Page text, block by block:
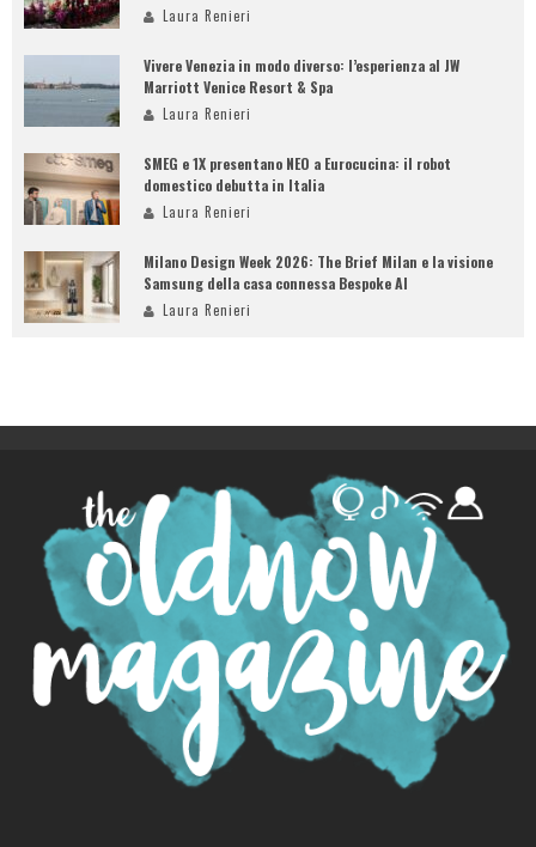
Laura Renieri
Vivere Venezia in modo diverso: l’esperienza al JW
Marriott Venice Resort & Spa
Laura Renieri
SMEG e 1X presentano NEO a Eurocucina: il robot
domestico debutta in Italia
Laura Renieri
Milano Design Week 2026: The Brief Milan e la visione
Samsung della casa connessa Bespoke AI
Laura Renieri